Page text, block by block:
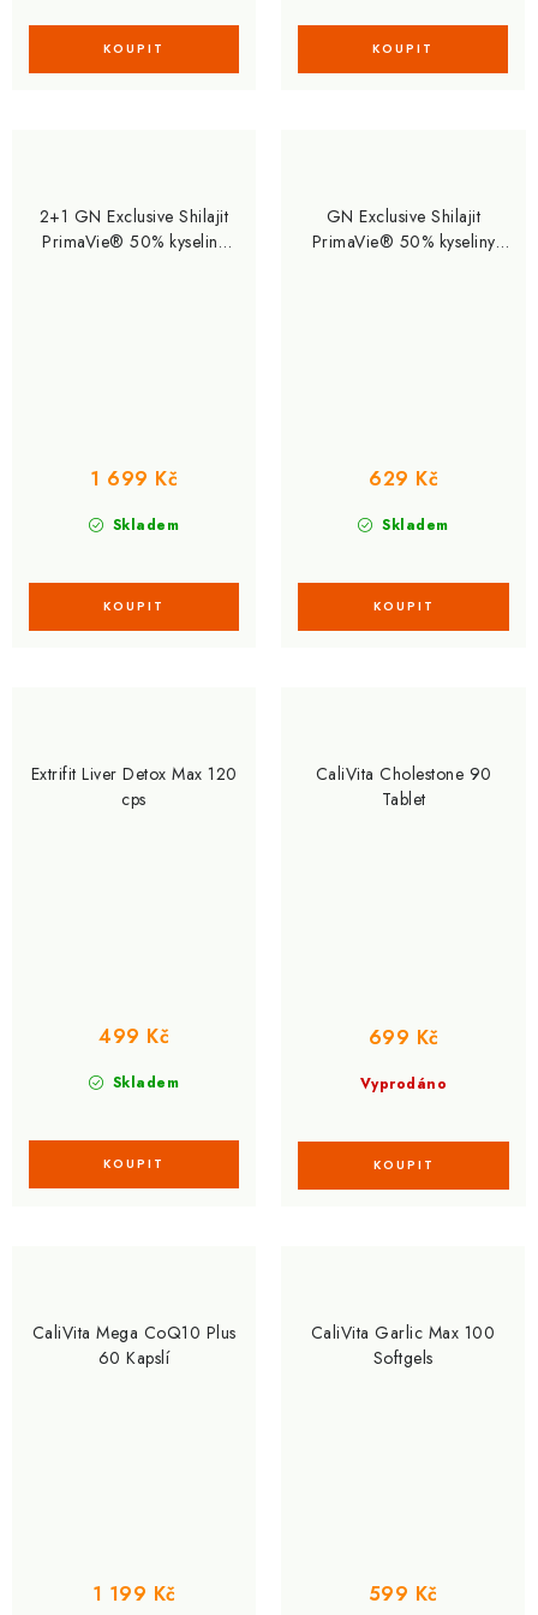
2+1 GN Exclusive Shilajit
PrimaVie® 50% kyseliny
Skladem
1 699 Kč
GN Exclusive Shilajit
PrimaVie® 50% kyseliny
Skladem
629 Kč
Extrifit Liver Detox Max 120
cps
Skladem
499 Kč
CaliVita Cholestone 90
Tablet
Vyprodáno
699 Kč
CaliVita Mega CoQ10 Plus
60 Kapslí
1 199 Kč
CaliVita Garlic Max 100
Softgels
599 Kč